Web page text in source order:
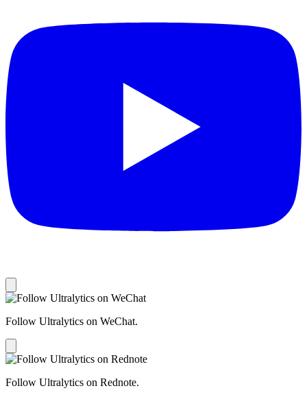
Follow Ultralytics on WeChat.
Follow Ultralytics on Rednote.